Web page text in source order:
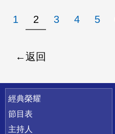
1 2 3 4 5
返回
快速連結
經典榮耀
節目表
主持人